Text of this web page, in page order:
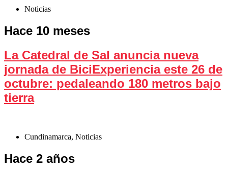
Noticias
Hace 10 meses
La Catedral de Sal anuncia nueva
jornada de BiciExperiencia este 26 de
octubre: pedaleando 180 metros bajo
tierra
Cundinamarca, Noticias
Hace 2 años